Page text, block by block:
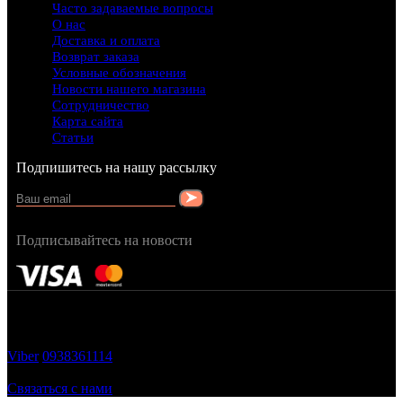
Часто задаваемые вопросы
О нас
Доставка и оплата
Возврат заказа
Условные обозначения
Новости нашего магазина
Сотрудничество
Карта сайта
Статьи
Подпишитесь на нашу рассылку
Подписывайтесь на новости
Viber 0938361114
Связаться с нами